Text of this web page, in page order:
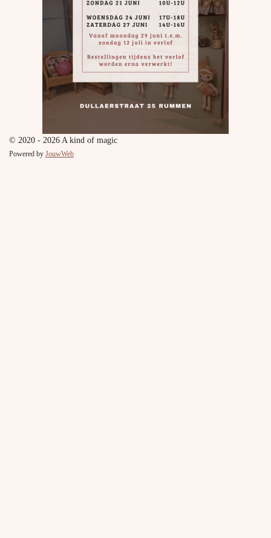
© 2020 - 2026 A kind of magic
Powered by JouwWeb